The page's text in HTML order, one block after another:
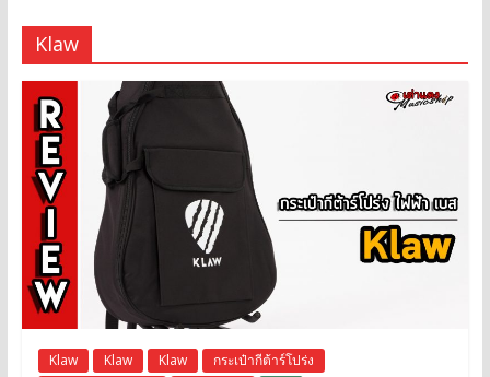
Klaw
Klaw Klaw Klaw
กระเป๋ากีต้าร์โปร่ง